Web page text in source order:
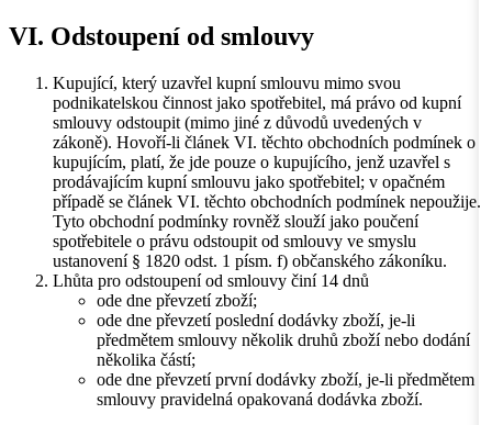
VI. Odstoupení od smlouvy
Kupující, který uzavřel kupní smlouvu mimo svou
podnikatelskou činnost jako spotřebitel, má právo od kupní
smlouvy odstoupit (mimo jiné z důvodů uvedených v
zákoně). Hovoří-li článek VI. těchto obchodních podmínek o
kupujícím, platí, že jde pouze o kupujícího, jenž uzavřel s
prodávajícím kupní smlouvu jako spotřebitel; v opačném
případě se článek VI. těchto obchodních podmínek nepoužije.
Tyto obchodní podmínky rovněž slouží jako poučení
spotřebitele o právu odstoupit od smlouvy ve smyslu
ustanovení § 1820 odst. 1 písm. f) občanského zákoníku.
Lhůta pro odstoupení od smlouvy činí 14 dnů
ode dne převzetí zboží;
ode dne převzetí poslední dodávky zboží, je-li
předmětem smlouvy několik druhů zboží nebo dodání
několika částí;
ode dne převzetí první dodávky zboží, je-li předmětem
smlouvy pravidelná opakovaná dodávka zboží.